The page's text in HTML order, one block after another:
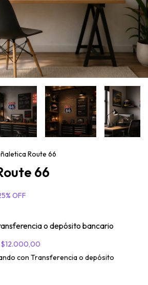
Route 66
66
% OFF
o depósito bancario
$12.000,00
con Transferencia o depósito